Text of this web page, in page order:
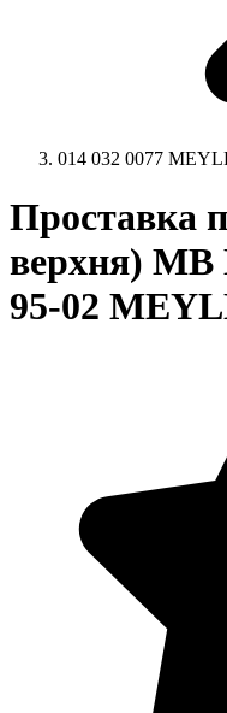
014 032 0077
Проставка
верхня) MB
95-02